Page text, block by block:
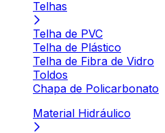
Telhas
Telha de PVC
Telha de Plástico
Telha de Fibra de Vidro
Toldos
Chapa de Policarbonato
Material Hidráulico